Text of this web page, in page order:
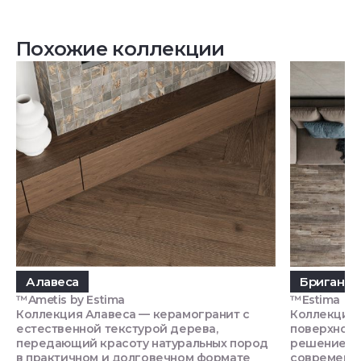
Похожие коллекции
Алавеса
™Ametis by Estima
Коллекция Алавеса — керамогранит с
естественной текстурой дерева,
передающий красоту натуральных пород
в практичном и долговечном формате
™Estima
Коллекция
решением